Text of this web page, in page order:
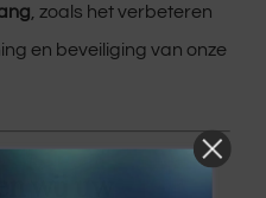
, zoals het verbeteren
en beveiliging van onze